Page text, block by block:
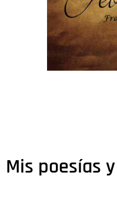
Mis poesías